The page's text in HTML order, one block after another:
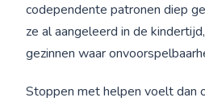
codependente patronen diep
ze al aangeleerd in de
gezinnen waar
Stoppen met helpen voelt dan